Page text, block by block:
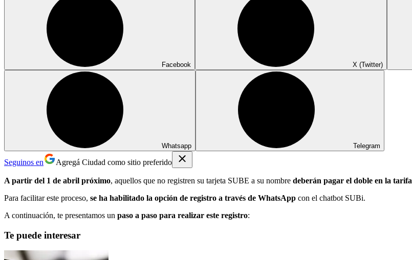
Facebook X (Twitter)
Whatsapp Telegram
Seguinos en Agregá Ciudad como sitio preferido
A partir del 1 de abril próximo, aquellos que no registren su tarjeta SUBE a su nombre deberán pagar el doble en la tarifa
Para facilitar este proceso, se ha habilitado la opción de registro a través de WhatsApp con el chatbot SUBi.
A continuación, te presentamos un paso a paso para realizar este registro:
Te puede interesar